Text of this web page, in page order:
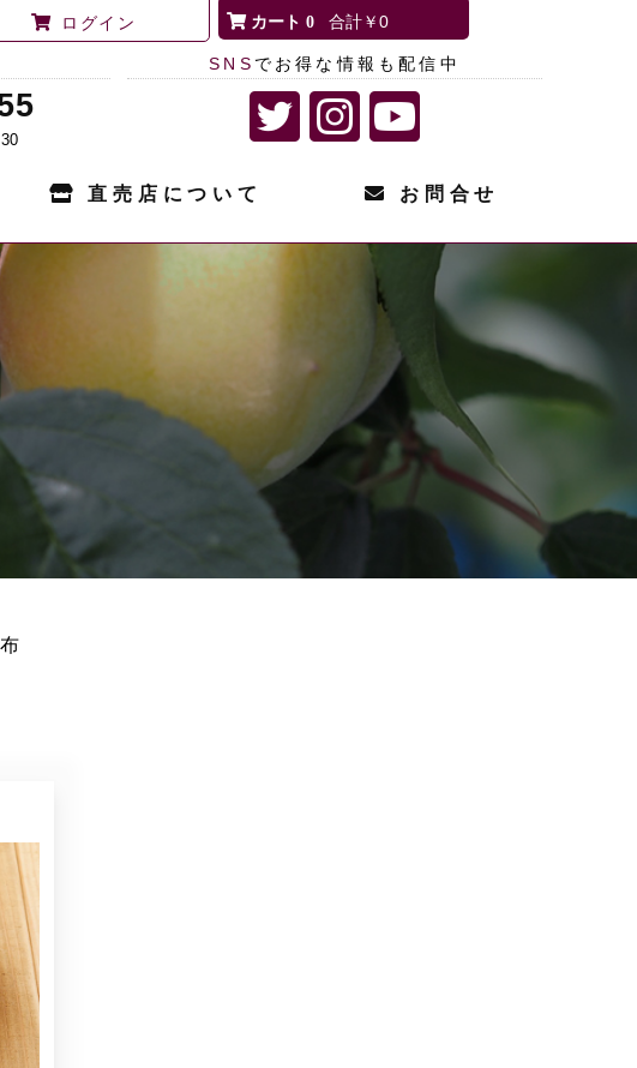
ログイン 0 ￥0
SNS でお得な情報も配信中
直売店について お問合せ